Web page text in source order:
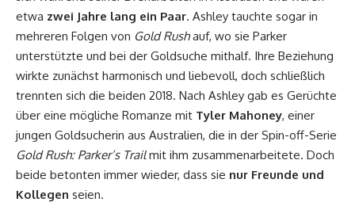
etwa zwei Jahre lang ein Paar. Ashley tauchte sogar in
mehreren Folgen von Gold Rushauf, wo sie Parker
unterstützte und bei der Goldsuche mithalf. Ihre Beziehung
wirkte zunächst harmonisch und liebevoll, doch schließlich
trennten sich die beiden 2018. Nach Ashley gab es Gerüchte
über eine mögliche Romanze mit Tyler Mahoney, einer
jungen Goldsucherin aus Australien, die in der Spin-off-Serie
Gold Rush: Parker’s Trailmit ihm zusammenarbeitete. Doch
beide betonten immer wieder, dass sie nur Freunde und
Kollegen seien.